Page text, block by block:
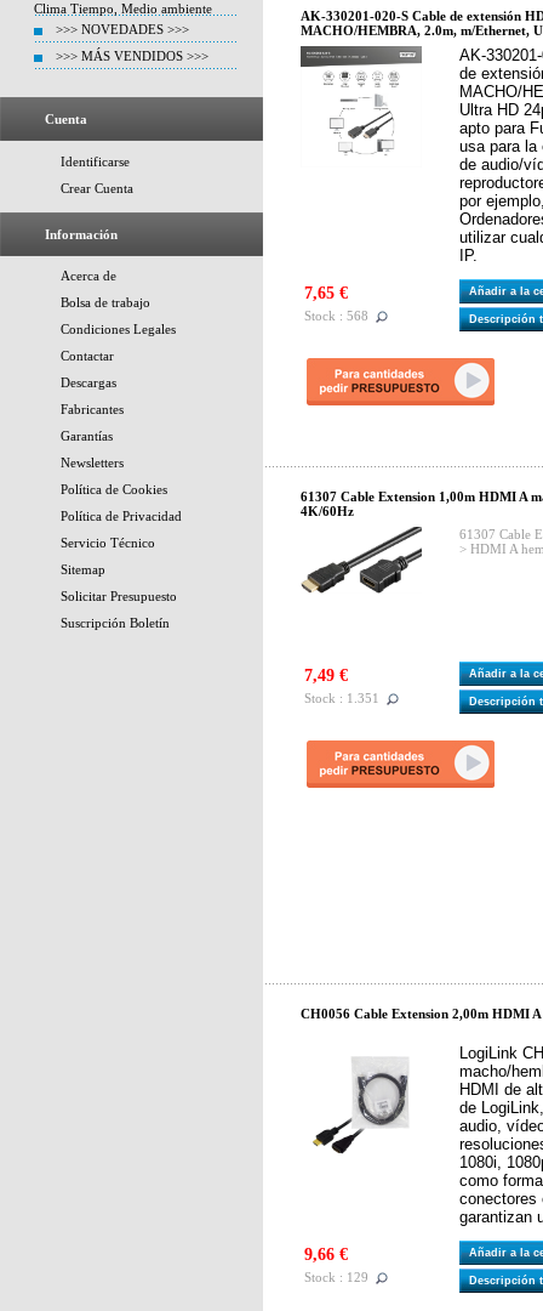
Clima Tiempo, Medio ambiente
>>> NOVEDADES >>>
>>> MÁS VENDIDOS >>>
Cuenta
Identificarse
Crear Cuenta
Información
Acerca de
Bolsa de trabajo
Condiciones Legales
Contactar
Descargas
Fabricantes
Garantías
Newsletters
Política de Cookies
Política de Privacidad
Servicio Técnico
Sitemap
Solicitar Presupuesto
Suscripción Boletín
AK-330201-020-S Cable de extensión
MACHO/HEMBRA, 2.0m, m/Ethernet,
AK-
de
MACHO/
Ultra HD
apto para
usa para la
de audio/
por
utilizar
IP.
7,65 €
Stock : 568
Añadir a la
Descripción
61307 Cable Extension 1,00m HDMI A
4K/60Hz
61307 Cable
> HDMI A
7,49 €
Stock : 1.351
Añadir a la
Descripción
CH0056 Cable Extension 2,00m HDMI
LogiLink
macho/
HDMI de
de
audio,
1080i,
como
conectores
garantizan
9,66 €
Stock : 129
Añadir a la
Descripción